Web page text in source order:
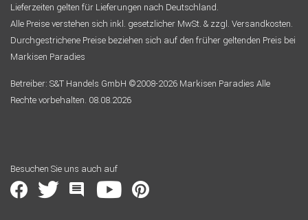
Lieferzeiten gelten für Lieferungen nach Deutschland.
Alle Preise verstehen sich inkl. gesetzlicher MwSt. & zzgl. Versandkosten.
Durchgestrichene Preise beziehen sich auf den früher geltenden Preis bei
Markisen Paradies
Betreiber: S&T Handels GmbH ©2008-2026 Markisen Paradies Alle
Rechte vorbehalten. 08.08.2026
Besuchen Sie uns auch auf